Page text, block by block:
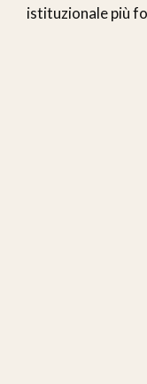
istituzionale più